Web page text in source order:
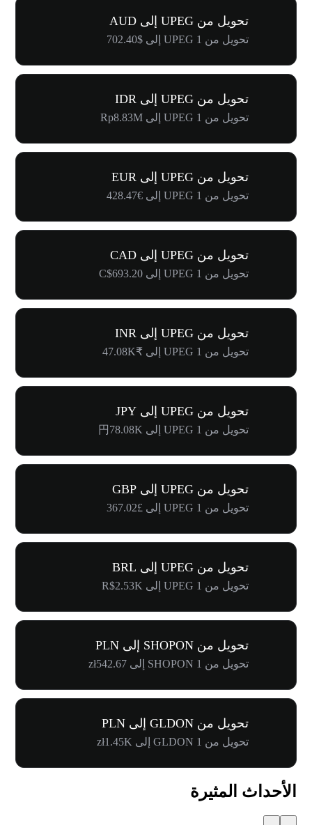
تحويل من UPEG إلى AUD
تحويل من 1 UPEG إلى $702.40
تحويل من UPEG إلى IDR
تحويل من 1 UPEG إلى Rp8.83M
تحويل من UPEG إلى EUR
تحويل من 1 UPEG إلى €428.47
تحويل من UPEG إلى CAD
تحويل من 1 UPEG إلى C$693.20
تحويل من UPEG إلى INR
تحويل من 1 UPEG إلى ₹47.08K
تحويل من UPEG إلى JPY
تحويل من 1 UPEG إلى 円78.08K
تحويل من UPEG إلى GBP
تحويل من 1 UPEG إلى £367.02
تحويل من UPEG إلى BRL
تحويل من 1 UPEG إلى R$2.53K
تحويل من SHOPON إلى PLN
تحويل من 1 SHOPON إلى zł542.67
تحويل من GLDON إلى PLN
تحويل من 1 GLDON إلى zł1.45K
الأحداث المثيرة